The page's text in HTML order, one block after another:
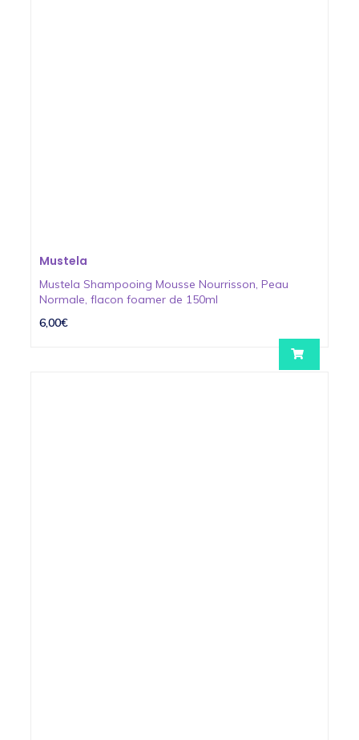
Mustela
Mustela Shampooing Mousse Nourrisson, Peau
Normale, flacon foamer de 150ml
6,00€